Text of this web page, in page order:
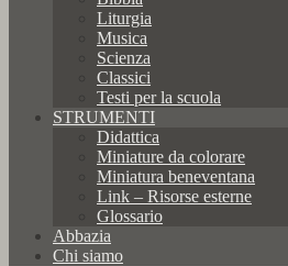
Liturgia
Musica
Scienza
Classici
Testi per la scuola
STRUMENTI
Didattica
Miniature da colorare
Miniatura beneventana
Link – Risorse esterne
Glossario
Abbazia
Chi siamo